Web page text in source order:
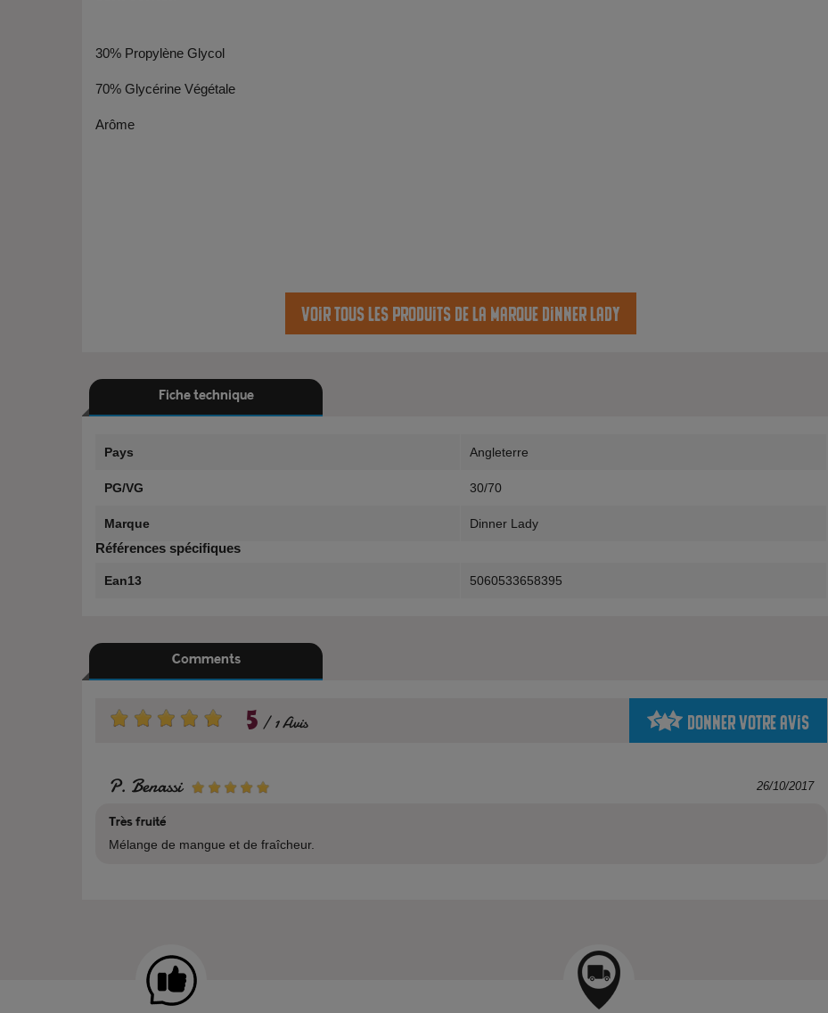
30% Propylène Glycol
70% Glycérine Végétale
Arôme
Voir tous les produits de la marque Dinner Lady
Fiche technique
Pays Angleterre
PG/VG 30/70
Marque Dinner Lady
Références spécifiques
Ean13 5060533658395
Comments
5 1 Avis Donner votre avis
P. Benassi 26/10/2017
Très fruité
Mélange de mangue et de fraîcheur.